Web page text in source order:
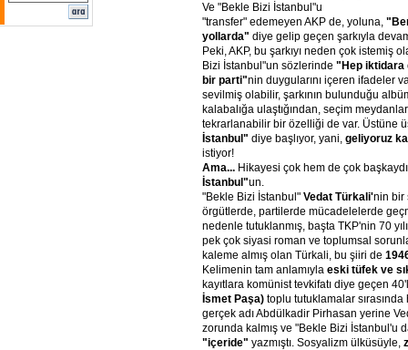
Ve "Bekle Bizi İstanbul"u
"transfer" edemeyen AKP de, yoluna,
yollarda" diye gelip geçen şarkıyla
Peki, AKP, bu şarkıyı neden çok istemiş
Bizi İstanbul"un sözlerinde "Hep iktidara
bir parti"nin duygularını içeren ifadeler
sevilmiş olabilir, şarkının bulunduğu albüm
kalabalığa ulaştığından, seçim
tekrarlanabilir bir özelliği de var. Üstüne
İstanbul" diye başlıyor, yani, geliyoruz
istiyor!
Ama... Hikayesi çok hem de çok
İstanbul"un.
"Bekle Bizi İstanbul" Vedat Türkali'nin bir
örgütlerde, partilerde mücadelelerde
nedenle tutuklanmış, başta TKP'nin 70
pek çok siyasi roman ve toplumsal
kaleme almış olan Türkali, bu şiiri de
Kelimenin tam anlamıyla eski tüfek ve
kayıtlara komünist tevkifatı diye geçen
İsmet Paşa) toplu tutuklamalar
gerçek adı Abdülkadir Pirhasan yerine
zorunda kalmış ve "Bekle Bizi İstanbul'u
"içeride" yazmıştı. Sosyalizm ülküsüyle,